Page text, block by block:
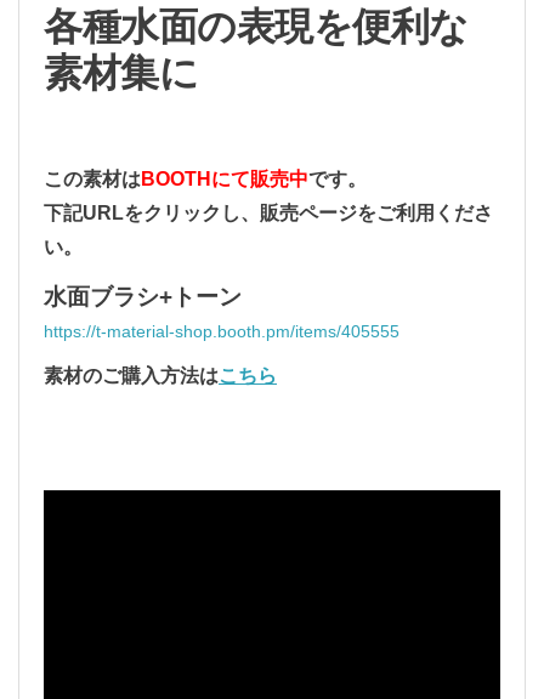
各種水面の表現を便利な
素材集に
この素材は BOOTHにて販売中です。
下記URLをクリックし、販売ページをご利用くださ
い。
水面ブラシ+トーン
https://t-material-shop.booth.pm/items/405555
素材のご購入方法はこちら